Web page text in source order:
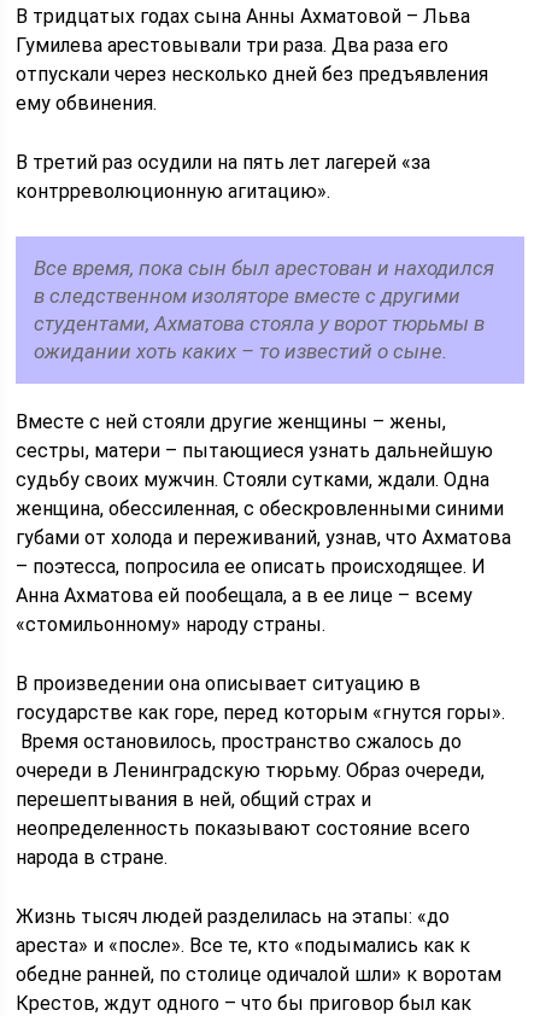
В тридцатых годах сына Анны Ахматовой – Льва
Гумилева арестовывали три раза. Два раза его
отпускали через несколько дней без предъявления
ему обвинения.
В третий раз осудили на пять лет лагерей «за
контрреволюционную агитацию».
Все время, пока сын был арестован и находился
в следственном изоляторе вместе с другими
студентами, Ахматова стояла у ворот тюрьмы в
ожидании хоть каких – то известий о сыне.
Вместе с ней стояли другие женщины – жены,
сестры, матери – пытающиеся узнать дальнейшую
судьбу своих мужчин. Стояли сутками, ждали. Одна
женщина, обессиленная, с обескровленными синими
губами от холода и переживаний, узнав, что Ахматова
– поэтесса, попросила ее описать происходящее. И
Анна Ахматова ей пообещала, а в ее лице – всему
«стомильонному» народу страны.
В произведении она описывает ситуацию в
государстве как горе, перед которым «гнутся горы».
Время остановилось, пространство сжалось до
очереди в Ленинградскую тюрьму. Образ очереди,
перешептывания в ней, общий страх и
неопределенность показывают состояние всего
народа в стране.
Жизнь тысяч людей разделилась на этапы: «до
ареста» и «после». Все те, кто «подымались как к
обедне ранней, по столице одичалой шли» к воротам
Крестов, ждут одного – что бы приговор был как